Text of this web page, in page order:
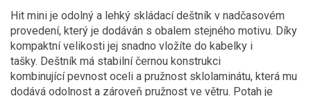
Hit mini je odolný a lehký skládací deštník v nadčasovém
provedení, který je dodáván s obalem stejného motivu. Díky
kompaktní velikosti jej snadno vložíte do kabelky i
tašky. Deštník má stabilní černou konstrukci
kombinující pevnost oceli a pružnost sklolaminátu, která mu
dodává odolnost a zároveň pružnost ve větru. Potah je